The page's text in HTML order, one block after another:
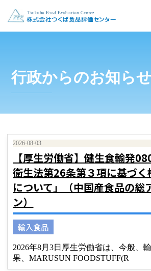
行政からのお知らせ
2026-08-03
【厚生労働省】健生食輸発
衛生法第26条第３項に基づ
について」（中国産食品の総
ン）
輸入食品
2026年8月3日厚生労働省は、今般、
果、MARUSUN FOODSTUFF(R